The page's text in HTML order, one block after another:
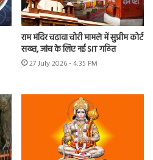
राम मंदिर चढ़ावा चोरी मामले में सुप्रीम कोर्ट
सख्त, जांच के लिए नई SIT गठित
27 July 2026 - 4:35 PM